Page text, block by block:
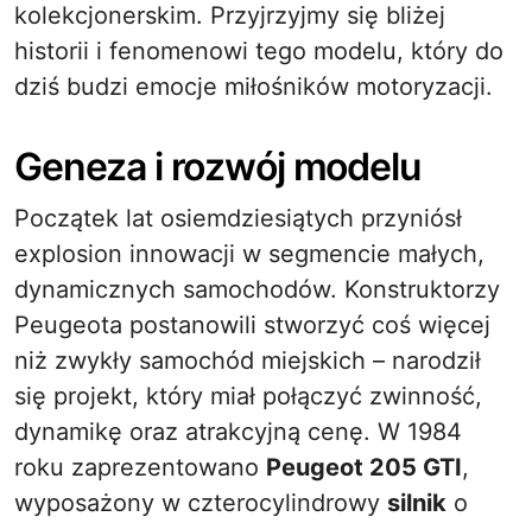
kolekcjonerskim. Przyjrzyjmy się bliżej
historii i fenomenowi tego modelu, który do
dziś budzi emocje miłośników motoryzacji.
Geneza i rozwój modelu
Początek lat osiemdziesiątych przyniósł
explosion innowacji w segmencie małych,
dynamicznych samochodów. Konstruktorzy
Peugeota postanowili stworzyć coś więcej
niż zwykły samochód miejskich – narodził
się projekt, który miał połączyć zwinność,
dynamikę oraz atrakcyjną cenę. W 1984
roku zaprezentowano Peugeot 205 GTI,
wyposażony w czterocylindrowy silnik o